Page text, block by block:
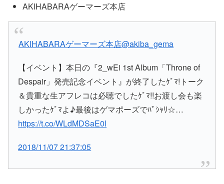
AKIHABARAゲーマーズ本店
AKIHABARAゲーマーズ本店@akiba_gema
【イベント】本日の『2_wEi 1st Album「Throne of
Despair」発売記念イベント』が終了したｹﾞﾏ!トーク
＆貴重な生アフレコは必聴でしたｹﾞﾏ!!お渡し会も楽
しかったｹﾞﾏよ♪最後はゲマポーズでﾊﾟｼｬﾘ☆…
https://t.co/WLdMDSaE0I
2018/11/07 21:37:05